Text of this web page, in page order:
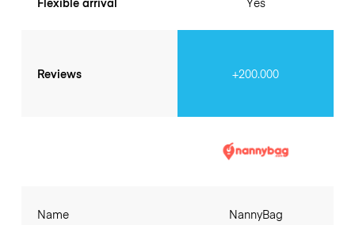
Reviews +200.000
Name NannyBag